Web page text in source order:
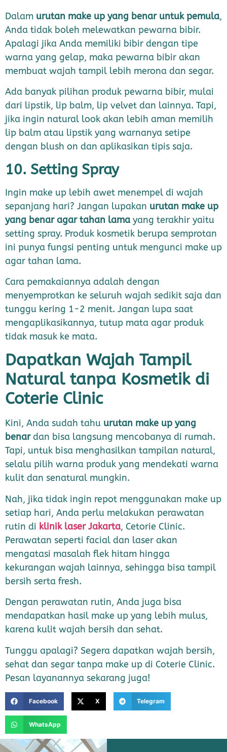
Dalam urutan make up yang benar untuk pemula,
Anda tidak boleh melewatkan pewarna bibir.
Apalagi jika Anda memiliki bibir dengan tipe
warna yang gelap, maka pewarna bibir akan
membuat wajah tampil lebih merona dan segar.
Ada banyak pilihan produk pewarna bibir, mulai
dari lipstik, lip balm, lip velvet dan lainnya. Tapi,
jika ingin natural look akan lebih aman memilih
lip balm atau lipstik yang warnanya setipe
dengan blush on dan aplikasikan tipis saja.
10. Setting Spray
Ingin make up lebih awet menempel di wajah
sepanjang hari? Jangan lupakan urutan make up
yang benar agar tahan lama yang terakhir yaitu
setting spray. Produk kosmetik berupa semprotan
ini punya fungsi penting untuk mengunci make up
agar tahan lama.
Cara pemakaiannya adalah dengan
menyemprotkan ke seluruh wajah sedikit saja dan
tunggu kering 1-2 menit. Jangan lupa saat
mengaplikasikannya, tutup mata agar produk
tidak masuk ke mata.
Dapatkan Wajah Tampil
Natural tanpa Kosmetik di
Coterie Clinic
Kini, Anda sudah tahu urutan make up yang
benardan bisa langsung mencobanya di rumah.
Tapi, untuk bisa menghasilkan tampilan natural,
selalu pilih warna produk yang mendekati warna
kulit dan senatural mungkin.
Nah, jika tidak ingin repot menggunakan make up
setiap hari, Anda perlu melakukan perawatan
rutin di klinik laser Jakarta, Cetorie Clinic.
Perawatan seperti facial dan laser akan
mengatasi masalah flek hitam hingga
kekurangan wajah lainnya, sehingga bisa tampil
bersih serta fresh.
Dengan perawatan rutin, Anda juga bisa
mendapatkan hasil make up yang lebih mulus,
karena kulit wajah bersih dan sehat.
Tunggu apalagi? Segera dapatkan wajah bersih,
sehat dan segar tanpa make up di Coterie Clinic.
Pesan layanannya sekarang juga!
Facebook X Telegram
WhatsApp